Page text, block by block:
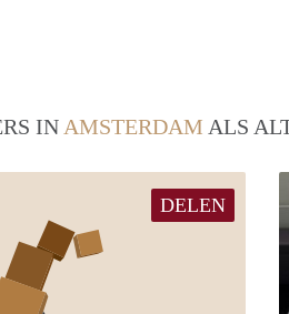
IN AMSTERDAM ALS
DELEN